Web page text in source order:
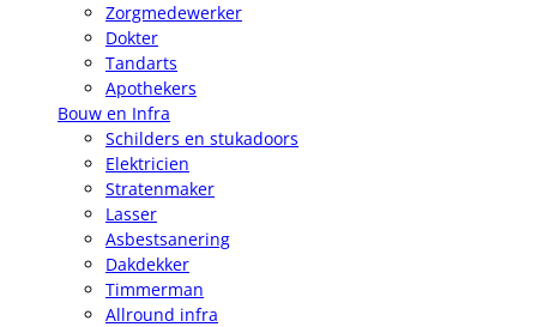
Zorgmedewerker
Dokter
Tandarts
Apothekers
Bouw en Infra
Schilders en stukadoors
Elektricien
Stratenmaker
Lasser
Asbestsanering
Dakdekker
Timmerman
Allround infra